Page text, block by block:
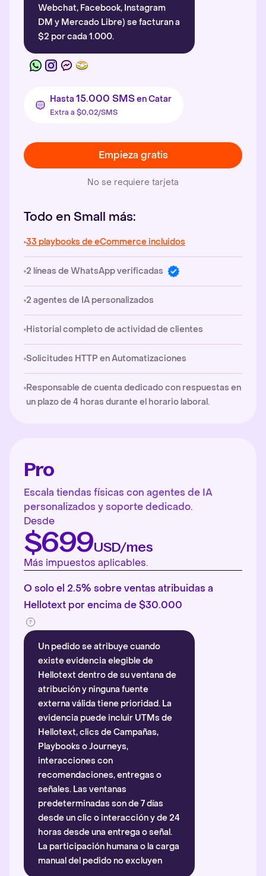
Webchat, Facebook, Instagram
DM y Mercado Libre) se facturan a
$2 por cada 1.000.
Hasta 15.000 SMSen Catar
Extra a $0,02/SMS
Empieza gratis
No se requiere tarjeta
Todo en Small más:
33 playbooks de eCommerce incluidos
2 líneas de WhatsApp verificadas
2 agentes de IA personalizados
Historial completo de actividad de clientes
Solicitudes HTTP en Automatizaciones
Responsable de cuenta dedicado con respuestas en
un plazo de 4 horas durante el horario laboral.
Pro
Escala tiendas físicas con agentes de IA
personalizados y soporte dedicado.
Desde
$699USD/mes
Más impuestos aplicables.
O solo el 2.5% sobre ventas atribuidas a
Hellotext por encima de $30.000
Un pedido se atribuye cuando
existe evidencia elegible de
Hellotext dentro de su ventana de
atribución y ninguna fuente
externa válida tiene prioridad. La
evidencia puede incluir UTMs de
Hellotext, clics de Campañas,
Playbooks o Journeys,
interacciones con
recomendaciones, entregas o
señales. Las ventanas
predeterminadas son de 7 días
desde un clic o interacción y de 24
horas desde una entrega o señal.
La participación humana o la carga
manual del pedido no excluyen